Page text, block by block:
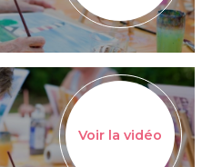
Voir la vidéo